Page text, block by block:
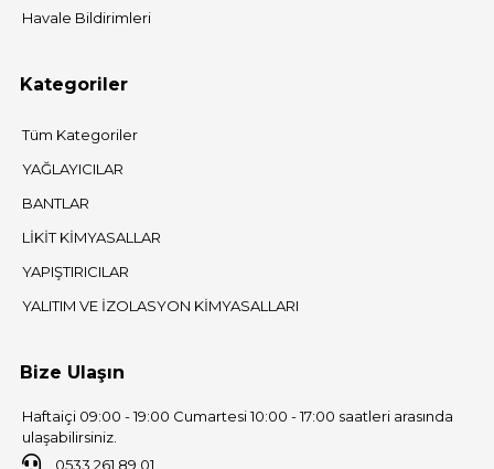
Havale Bildirimleri
Kategoriler
Tüm Kategoriler
YAĞLAYICILAR
BANTLAR
LİKİT KİMYASALLAR
YAPIŞTIRICILAR
YALITIM VE İZOLASYON KİMYASALLARI
Bize Ulaşın
Haftaiçi 09:00 - 19:00 Cumartesi 10:00 - 17:00 saatleri arasında
ulaşabilirsiniz.
0533 261 89 01